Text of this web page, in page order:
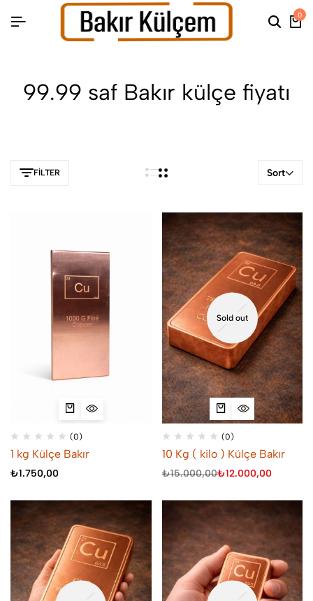
0
99.99 saf Bakır külçe fiyatı
FILTER Sort
(0)
1 kg Külçe Bakır
₺1.750,00
Sold out
(0)
10 Kg ( kilo ) Külçe Bakır
₺15.000,00₺12.000,00